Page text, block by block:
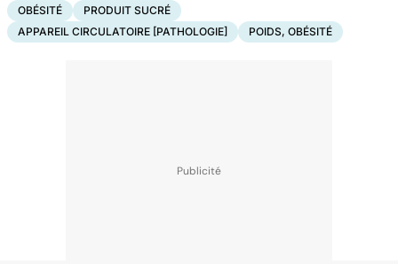
OBÉSITÉ
PRODUIT SUCRÉ
APPAREIL CIRCULATOIRE [PATHOLOGIE]
POIDS, OBÉSITÉ